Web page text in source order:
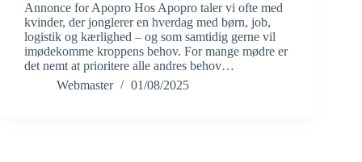
Annonce for Apopro Hos Apopro taler vi ofte med
kvinder, der jonglerer en hverdag med børn, job,
logistik og kærlighed – og som samtidig gerne vil
imødekomme kroppens behov. For mange mødre er
det nemt at prioritere alle andres behov…
Webmaster
01/08/2025